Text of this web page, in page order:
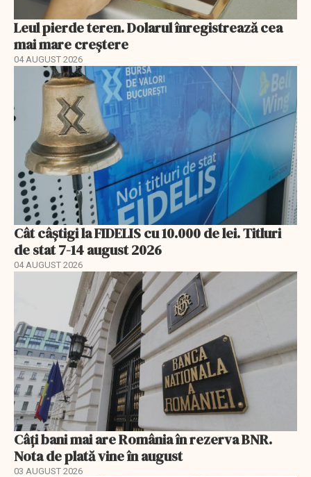
Leul pierde teren. Dolarul înregistrează cea
mai mare creștere
04 AUGUST 2026
Cât câștigi la FIDELIS cu 10.000 de lei. Titluri
de stat 7-14 august 2026
04 AUGUST 2026
Câți bani mai are România în rezerva BNR.
Nota de plată vine în august
03 AUGUST 2026